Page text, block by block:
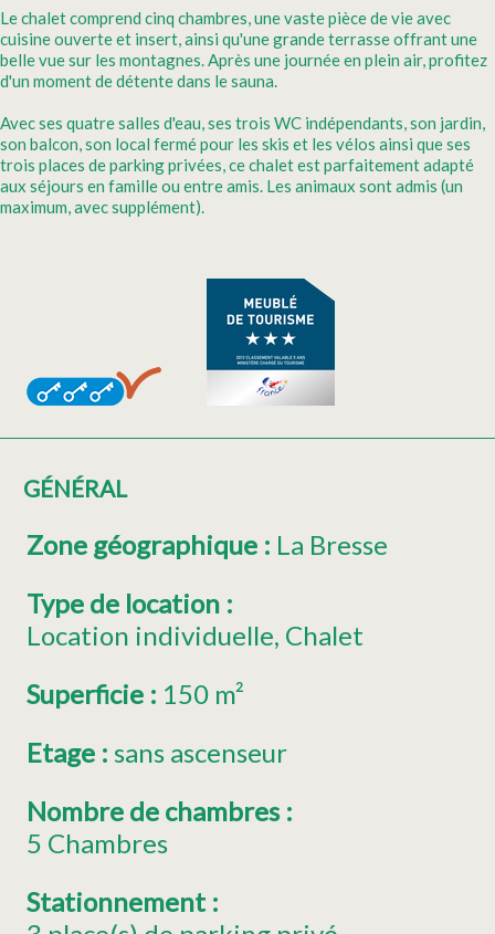
Le chalet comprend cinq chambres, une vaste pièce de vie avec
cuisine ouverte et insert, ainsi qu'une grande terrasse offrant une
belle vue sur les montagnes. Après une journée en plein air, profitez
d'un moment de détente dans le sauna.
Avec ses quatre salles d'eau, ses trois WC indépendants, son jardin,
son balcon, son local fermé pour les skis et les vélos ainsi que ses
trois places de parking privées, ce chalet est parfaitement adapté
aux séjours en famille ou entre amis. Les animaux sont admis (un
maximum, avec supplément).
GÉNÉRAL
Zone géographique : La Bresse
Type de location :
Location individuelle Chalet
Superficie : 150 m²
Etage : sans ascenseur
Nombre de chambres :
5 Chambres
Stationnement :